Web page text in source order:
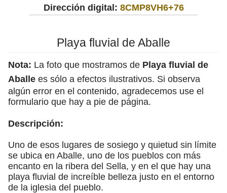
Dirección digital: 8CMP8VH6+76
Playa fluvial de Aballe
Nota: La foto que mostramos de Playa fluvial de
Aballe es sólo a efectos ilustrativos. Si observa
algún error en el contenido, agradecemos use el
formulario que hay a pie de página.
Descripción:
Uno de esos lugares de sosiego y quietud sin límite
se ubica en Aballe, uno de los pueblos con más
encanto en la ribera del Sella, y en el que hay una
playa fluvial de increíble belleza justo en el entorno
de la iglesia del pueblo.